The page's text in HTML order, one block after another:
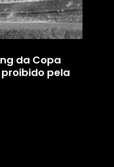
da Copa
proibido pela